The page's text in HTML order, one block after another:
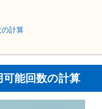
計算
能回数の計算